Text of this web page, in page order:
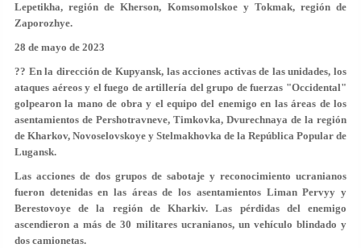
Lepetikha, región de Kherson, Komsomolskoe y Tokmak, región de
Zaporozhye.
28 de mayo de 2023
?? En la dirección de Kupyansk, las acciones activas de las unidades, los
ataques aéreos y el fuego de artillería del grupo de fuerzas "Occidental"
golpearon la mano de obra y el equipo del enemigo en las áreas de los
asentamientos de Pershotravneve, Timkovka, Dvurechnaya de la región
de Kharkov, Novoselovskoye y Stelmakhovka de la República Popular de
Lugansk.
Las acciones de dos grupos de sabotaje y reconocimiento ucranianos
fueron detenidas en las áreas de los asentamientos Liman Pervyy y
Berestovoye de la región de Kharkiv. Las pérdidas del enemigo
ascendieron a más de 30 militares ucranianos, un vehículo blindado y
dos camionetas.